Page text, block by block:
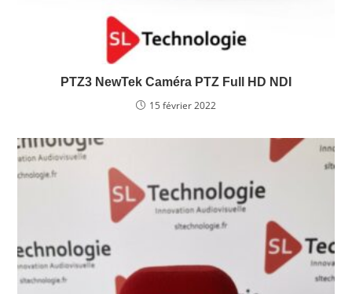
Bonnettes Personnalisées – Affichez votre